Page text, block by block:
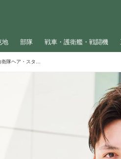
地 部隊 戦車・護衛艦・戦闘機
髪質が硬い男性必見のヘアアレンジ術【自衛隊ヘア・スタイル】